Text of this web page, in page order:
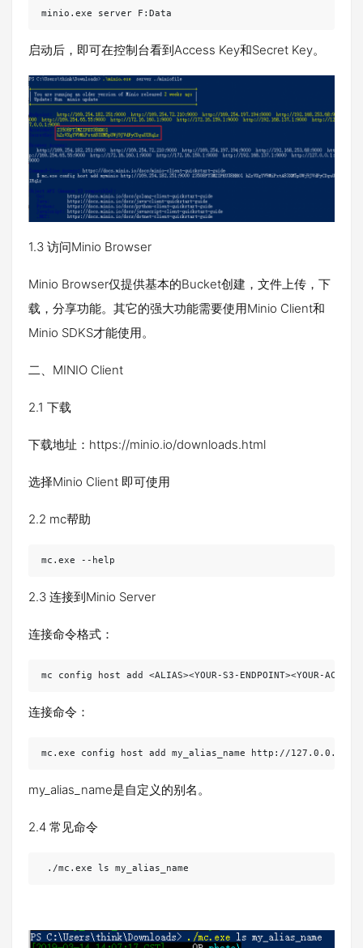
minio.exe server F:Data
启动后，即可在控制台看到Access Key和Secret Key。
1.3 访问Minio Browser
Minio Browser仅提供基本的Bucket创建，文件上传，下
载，分享功能。其它的强大功能需要使用Minio Client和
Minio SDKS才能使用。
二、MINIO Client
2.1 下载
下载地址：https://minio.io/downloads.html
选择Minio Client 即可使用
2.2 mc帮助
mc.exe --help
2.3 连接到Minio Server
连接命令格式：
mc config host add <ALIAS><YOUR-S3-ENDPOINT><YOUR-ACCESS-
连接命令：
mc.exe config host add my_alias_name http://127.0.0.1:9000
my_alias_name是自定义的别名。
2.4 常见命令
./mc.exe ls my_alias_name